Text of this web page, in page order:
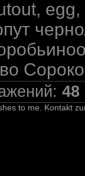
48
to me. Kontakt